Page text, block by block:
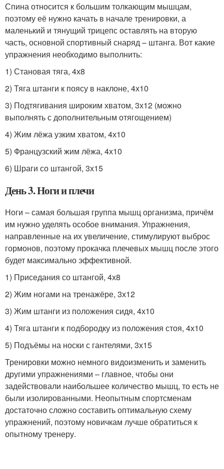
Спина относится к большим толкающим мышцам,
поэтому её нужно качать в начале тренировки, а
маленький и тянущий трицепс оставлять на вторую
часть, основной спортивный снаряд – штанга. Вот какие
упражнения необходимо выполнить:
1) Становая тяга, 4х8
2) Тяга штанги к поясу в наклоне, 4х10
3) Подтягивания широким хватом, 3х12 (можно
выполнять с дополнительным отягощением)
4) Жим лёжа узким хватом, 4х10
5) Французский жим лёжа, 4х10
6) Шраги со штангой, 3х15
День 3. Ноги и плечи
Ноги – самая большая группа мышц организма, причём
им нужно уделять особое внимания. Упражнения,
направленные на их увеличение, стимулируют выброс
гормонов, поэтому прокачка плечевых мышц после этого
будет максимально эффективной.
1) Приседания со штангой, 4х8
2) Жим ногами на тренажёре, 3х12
3) Жим штанги из положения сидя, 4х10
4) Тяга штанги к подбородку из положения стоя, 4х10
5) Подъёмы на носки с гантелями, 3х15
Тренировки можно немного видоизменить и заменить
другими упражнениями – главное, чтобы они
задействовали наибольшее количество мышц, то есть не
были изолированными. Неопытным спортсменам
достаточно сложно составить оптимальную схему
упражнений, поэтому новичкам лучше обратиться к
опытному тренеру.